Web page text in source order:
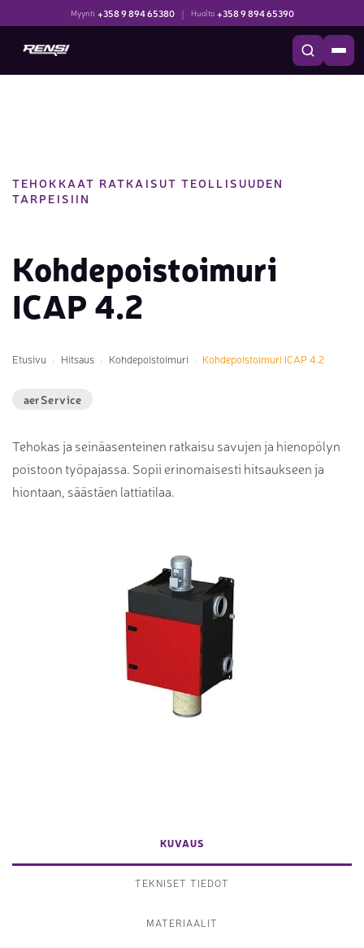
Myynti +358 9 894 65380 | Huolto +358 9 894 65390
TEHOKKAAT RATKAISUT TEOLLISUUDEN
TARPEISIIN
Kohdepoistoimuri
ICAP 4.2
Etusivu Hitsaus Kohdepoistoimuri Kohdepoistoimuri ICAP 4.2
aerService
Tehokas ja seinäasenteinen ratkaisu savujen ja hienopölyn
poistoon työpajassa. Sopii erinomaisesti hitsaukseen ja
hiontaan, säästäen lattiatilaa.
KUVAUS
TEKNISET TIEDOT
MATERIAALIT